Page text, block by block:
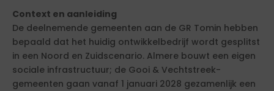
Context en aanleiding
De deelnemende gemeenten aan de GR Tomin hebben
bepaald dat het huidig ontwikkelbedrijf wordt gesplitst
in een Noord en Zuidscenario. Almere bouwt een eigen
sociale infrastructuur; de Gooi & Vechtstreek-
gemeenten gaan vanaf 1 januari 2028 gezamenlijk een